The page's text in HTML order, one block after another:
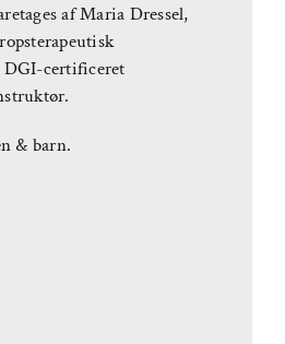
af Maria Dressel,
DGI-certificeret
& barn.